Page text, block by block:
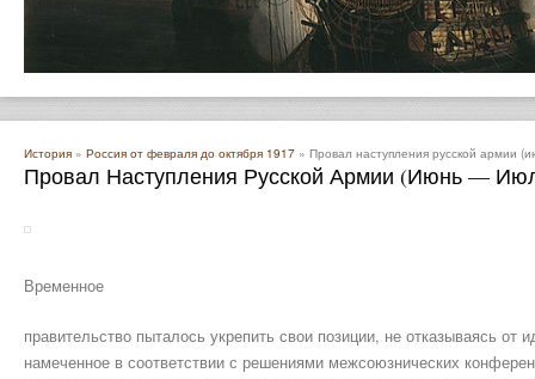
История » Россия от февраля до октября 1917 » Провал наступления русской армии
Провал Наступления Русской Армии (июнь —
Временное
правительство пыталось укрепить свои позиции, не отказываясь от
намеченное в соответствии с решениями межсоюзнических